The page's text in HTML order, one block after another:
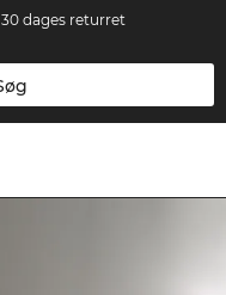
30 dages returret